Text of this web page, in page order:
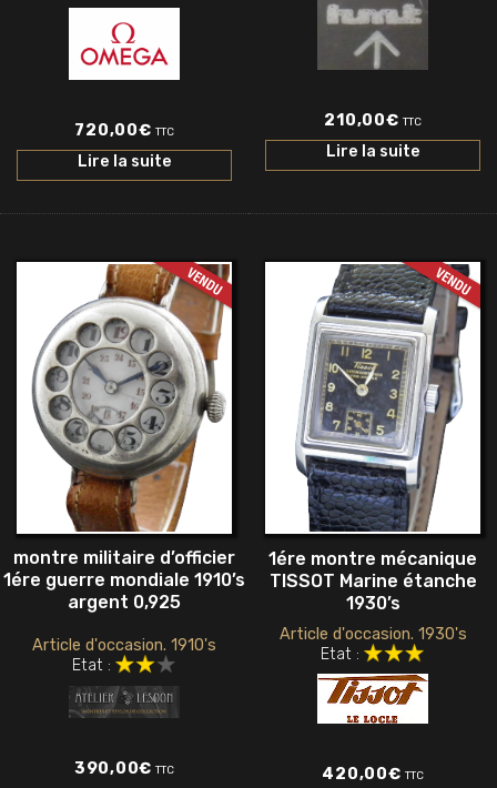
720,00€ TTC
Lire la suite
210,00€ TTC
Lire la suite
montre militaire d’officier
1ére guerre mondiale 1910’s
argent 0,925
Article d'occasion. 1910's
Etat :
390,00€ TTC
1ére montre mécanique
TISSOT Marine étanche
1930’s
Article d'occasion. 1930's
Etat :
420,00€ TTC